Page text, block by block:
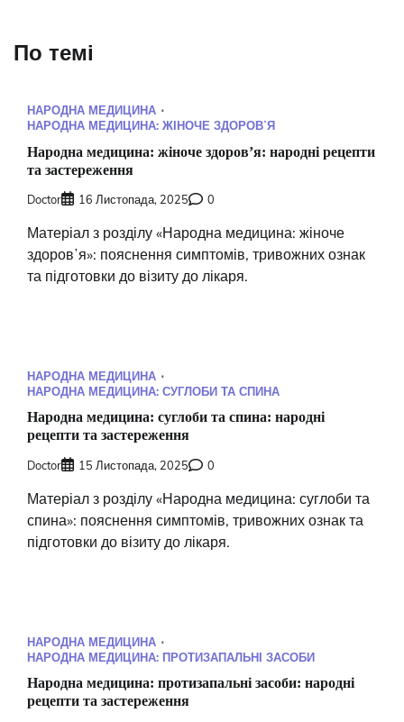
По темі
НАРОДНА МЕДИЦИНА
НАРОДНА МЕДИЦИНА: ЖІНОЧЕ ЗДОРОВʼЯ
Народна медицина: жіноче здоровʼя: народні рецепти
та застереження
Doctor 16 Листопада, 2025 0
Матеріал з розділу «Народна медицина: жіноче
здоровʼя»: пояснення симптомів, тривожних ознак
та підготовки до візиту до лікаря.
НАРОДНА МЕДИЦИНА
НАРОДНА МЕДИЦИНА: СУГЛОБИ ТА СПИНА
Народна медицина: суглоби та спина: народні
рецепти та застереження
Doctor 15 Листопада, 2025 0
Матеріал з розділу «Народна медицина: суглоби та
спина»: пояснення симптомів, тривожних ознак та
підготовки до візиту до лікаря.
НАРОДНА МЕДИЦИНА
НАРОДНА МЕДИЦИНА: ПРОТИЗАПАЛЬНІ ЗАСОБИ
Народна медицина: протизапальні засоби: народні
рецепти та застереження